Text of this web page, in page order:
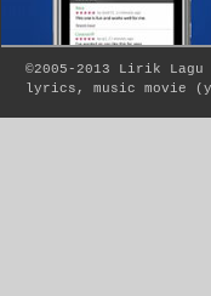
©2005-2013 Lirik Lagu
lyrics, music movie